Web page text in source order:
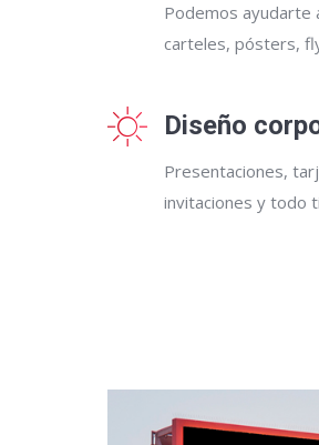
Podemos ayudarte
carteles, pósters,
Diseño
Presentaciones,
invitaciones y todo